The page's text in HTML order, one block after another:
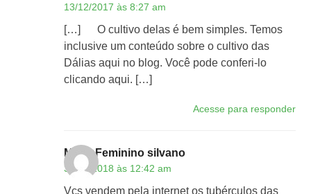
13/12/2017 às 8:27 am
[…] O cultivo delas é bem simples. Temos
inclusive um conteúdo sobre o cultivo das
Dálias aqui no blog. Você pode conferi-lo
clicando aqui. […]
Acesse para responder
Maria Feminino silvano
31/03/2018 às 12:42 am
Vcs vendem pela internet os tubérculos das